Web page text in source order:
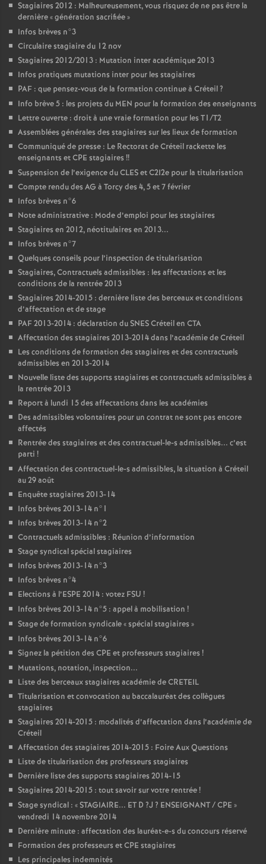
Stagiaires 2012 : Malheureusement, vous risquez de ne pas être la
dernière «génération sacrifiée»
Infos brèves n°3
Circulaire stagiaire du 12 nov
Stagiaires 2012/2013 : Mutation inter académique 2013
Infos pratiques mutations inter pour les stagiaires
PAF : que pensez-vous de la formation continue à Créteil?
Info brève 5 : les projets du MEN pour la formation des enseignants
Lettre ouverte : droit à une vraie formation pour les T1/T2
Assemblées générales des stagiaires sur les lieux de formation
Communiqué de presse : Le Rectorat de Créteil rackette les
enseignants etCPE stagiaires !!
Suspension de l’exigence duCLESet C2I2e pour la titularisation
Compte rendu des AG à Torcy des 4, 5 et 7 février
Infos brèves n°6
Note administrative : Mode d’emploi pour les stagiaires
Stagiaires en 2012, néotitulaires en 2013...
Infos brèves n°7
Quelques conseils pour l’inspection de titularisation
Stagiaires, Contractuels admissibles : les affectations et les
conditions de la rentrée 2013
Stagiaires 2014-2015 : dernière liste des berceaux et conditions
d’affectation et de stage
PAF2013-2014 : déclaration duSNESCréteil en CTA
Affectation des stagiaires 2013-2014 dans l’académie de Créteil
Les conditions de formation des stagiaires et des contractuels
admissibles en 2013-2014
Nouvelle liste des supports stagiaires et contractuels admissibles à
la rentrée 2013
Report à lundi 15 des affectations dans les académies
Des admissibles volontaires pour un contrat ne sont pas encore
affectés
Rentrée des stagiaires et des contractuel-le-s admissibles... c’est
parti !
Affectation des contractuel-le-s admissibles, la situation à Créteil
au 29 août
Enquête stagiaires 2013-14
Infos brèves 2013-14 n°1
Infos brèves 2013-14 n°2
Contractuels admissibles : Réunion d’information
Stage syndical spécial stagiaires
Infos brèves 2013-14 n°3
Infos brèves n°4
Elections à l’ESPE 2014 : votez FSU !
Infos brèves 2013-14 n°5 : appel à mobilisation !
Stage de formation syndicale «spécial stagiaires »
Infos brèves 2013-14 n°6
Signez la pétition des CPE et professeurs stagiaires !
Mutations, notation, inspection...
Liste des berceaux stagiaires académie deCRETEIL
Titularisation et convocation au baccalauréat des collègues
stagiaires
Stagiaires 2014-2015 : modalités d’affectation dans l’académie de
Créteil
Affectation des stagiaires 2014-2015 : Foire Aux Questions
Liste de titularisation des professeurs stagiaires
Dernière liste des supports stagiaires 2014-15
Stagiaires 2014-2015 : tout savoir sur votre rentrée!
Stage syndical : «STAGIAIRE... ET D ?J ? ENSEIGNANT/CPE »
vendredi 14 novembre 2014
Dernière minute : affectation des lauréat-e-s du concours réservé
Formation des professeurs etCPE stagiaires
Les principales indemnités